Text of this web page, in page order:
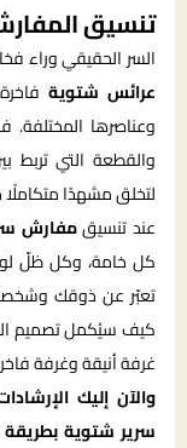
تنسيق
السر الحقيقي وراء
عرائس شتوية
وعناصرها
والقطعة التي تربط
لتخلق مشهدًا متكاملًا
عند تنسيقمفارش
كل خامة، وكل ظلّ
تعبّر عن ذوقك
كيف سيُكمل تصميم
غرفة أنيقة وغرفة
والآن إليك
سرير شتوية بطريقة